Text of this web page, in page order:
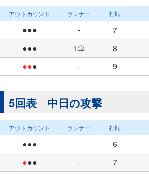
アウトカウント ランナー 打順
●●● - 7
●●●
1塁 8
●●● - 9
5回表 中日の攻撃
アウトカウント ランナー 打順
●●● - 6
●●● - 7